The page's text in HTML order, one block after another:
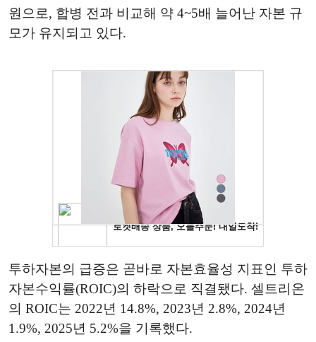
원으로, 합병 전과 비교해 약 4~5배 늘어난 자본 규
모가 유지되고 있다.
투하자본의 급증은 곧바로 자본효율성 지표인 투하
자본수익률(ROIC)의 하락으로 직결됐다. 셀트리온
의 ROIC는 2022년 14.8%, 2023년 2.8%, 2024년
1.9%, 2025년 5.2%을 기록했다.